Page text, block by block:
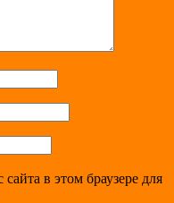
в этом браузере для